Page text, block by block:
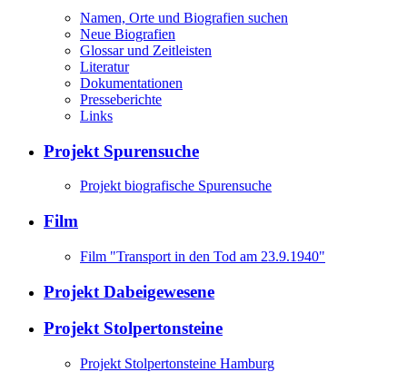
Namen, Orte und Biografien suchen
Neue Biografien
Glossar und Zeitleisten
Literatur
Dokumentationen
Presseberichte
Links
Projekt Spurensuche
Projekt biografische Spurensuche
Film
Film "Transport in den Tod am 23.9.1940"
Projekt Dabeigewesene
Projekt Stolpertonsteine
Projekt Stolpertonsteine Hamburg